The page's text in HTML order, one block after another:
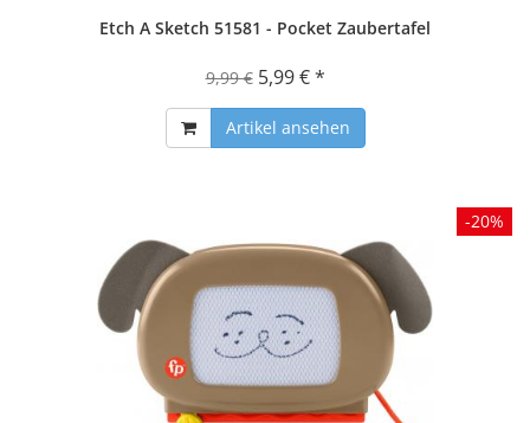
Etch A Sketch 51581 - Pocket Zaubertafel
9,99 € 5,99 € *
Artikel ansehen
-20%